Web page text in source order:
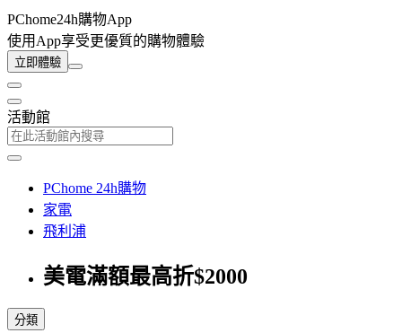
PChome24h購物App
使用App享受更優質的購物體驗
立即體驗
活動館
PChome 24h購物
家電
飛利浦
美電滿額最高折$2000
分類